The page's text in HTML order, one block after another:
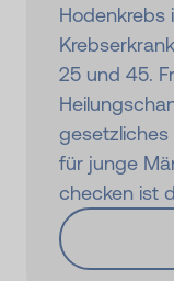
Hodenkrebs
25 und 45.
gesetzliches
für junge
checken ist